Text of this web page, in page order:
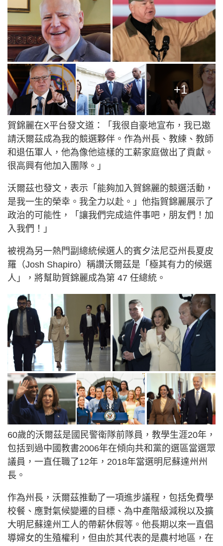
+1
賀錦麗在X平台發文道：「我很自豪地宣布，我已邀
請沃爾茲成為我的競選夥伴。作為州長、教練、教師
和退伍軍人，他為像他這樣的工薪家庭做出了貢獻。
很高興有他加入團隊。」
沃爾茲也發文，表示「能夠加入賀錦麗的競選活動，
是我一生的榮幸。我全力以赴。」他指賀錦麗展示了
政治的可能性，「讓我們完成這件事吧，朋友們！加
入我們！」
被視為另一熱門副總統候選人的賓夕法尼亞州長夏皮
羅（Josh Shapiro）稱讚沃爾茲是「極其有力的候選
人」，將幫助賀錦麗成為第 47 任總統。
60歲的沃爾茲是國民警衛隊前隊員，教學生涯20年，
包括到過中國教書2006年在傾向共和黨的選區當選眾
議員，一直任職了12年，2018年當選明尼蘇達州州
長。
作為州長，沃爾茲推動了一項進步議程，包括免費學
校餐、應對氣候變遷的目標、為中產階級減稅以及擴
大明尼蘇達州工人的帶薪休假等。他長期以來一直倡
導婦女的生殖權利，但由於其代表的是農村地區，在